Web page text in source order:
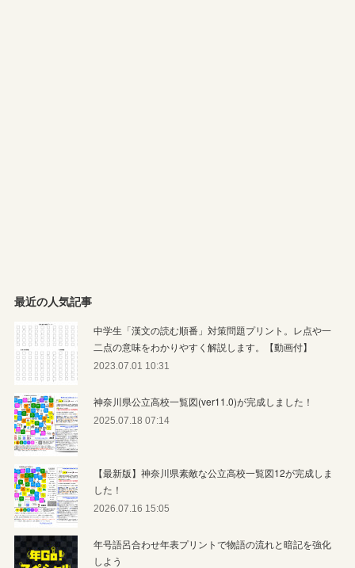
最近の人気記事
中学生「漢文の読む順番」対策問題プリント。レ点や一
二点の意味をわかりやすく解説します。【動画付】
2023.07.01 10:31
神奈川県公立高校一覧図(ver11.0)が完成しました！
2025.07.18 07:14
【最新版】神奈川県素敵な公立高校一覧図12が完成しま
した！
2026.07.16 15:05
年号語呂合わせ年表プリントで物語の流れと暗記を強化
しよう